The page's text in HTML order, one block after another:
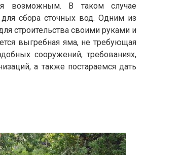
возможным. В таком случае
для сбора сточных вод. Одним из
строительства своими руками и
выгребная яма, не требующая
сооружений, требованиях,
а также постараемся дать